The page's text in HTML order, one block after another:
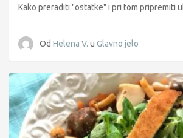
Kako preraditi "ostatke" i pri tom pripremiti
Od Helena V. u Glavno jelo